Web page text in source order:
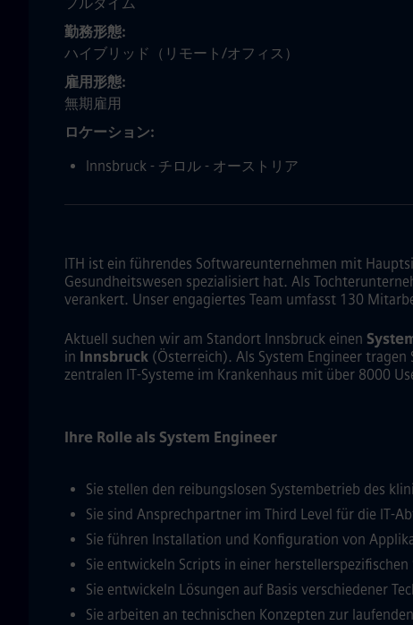
勤務形態
ハイブリッド（リモート/オフィス）
雇用形態
無期雇用
ロケーション
Innsbruck - チロル - オーストリア
ITH ist ein führendes Softwareunternehmen mit
Gesundheitswesen spezialisiert hat. Als
verankert. Unser engagiertes Team umfasst 130
Aktuell suchen wir am Standort Innsbruck einen
in Innsbruck (Österreich). Als System Engineer
zentralen IT-Systeme im Krankenhaus mit über 8000
Ihre Rolle als System Engineer
Sie stellen den reibungslosen Systembetrieb des
Sie sind Ansprechpartner im Third Level für die IT-
Sie führen Installation und Konfiguration von
Sie entwickeln Scripts in einer herstellerspezifischen
Sie entwickeln Lösungen auf Basis verschiedener
Sie arbeiten an technischen Konzepten zur